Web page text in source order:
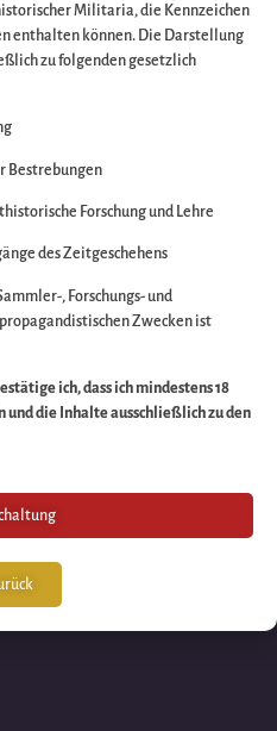
Sie
die
an
Sache
Sie bald
vorbei!
Militaria, die Kennzeichen
enthalten können. Die Darstellung
zu folgenden gesetzlich
Bestrebungen
Forschung und Lehre
des Zeitgeschehens
, Forschungs- und
Zwecken ist
ich, dass ich mindestens 18
und die Inhalte ausschließlich zu den